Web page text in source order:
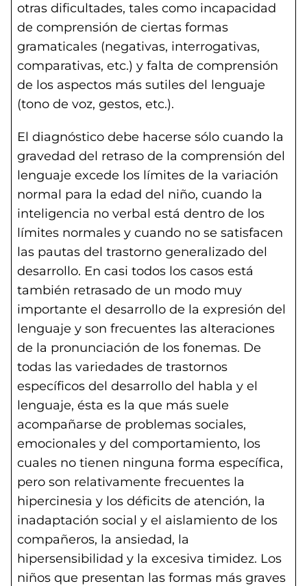
otras dificultades, tales como incapacidad
de comprensión de ciertas formas
gramaticales (negativas, interrogativas,
comparativas, etc.) y falta de comprensión
de los aspectos más sutiles del lenguaje
(tono de voz, gestos, etc.).
El diagnóstico debe hacerse sólo cuando la
gravedad del retraso de la comprensión del
lenguaje excede los límites de la variación
normal para la edad del niño, cuando la
inteligencia no verbal está dentro de los
límites normales y cuando no se satisfacen
las pautas del trastorno generalizado del
desarrollo. En casi todos los casos está
también retrasado de un modo muy
importante el desarrollo de la expresión del
lenguaje y son frecuentes las alteraciones
de la pronunciación de los fonemas. De
todas las variedades de trastornos
específicos del desarrollo del habla y el
lenguaje, ésta es la que más suele
acompañarse de problemas sociales,
emocionales y del comportamiento, los
cuales no tienen ninguna forma específica,
pero son relativamente frecuentes la
hipercinesia y los déficits de atención, la
inadaptación social y el aislamiento de los
compañeros, la ansiedad, la
hipersensibilidad y la excesiva timidez. Los
niños que presentan las formas más graves